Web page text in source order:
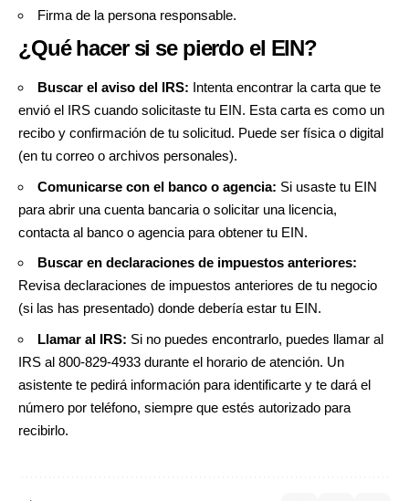
Firma de la persona responsable.
¿Qué hacer si se pierdo el EIN?
Buscar el aviso del IRS: Intenta encontrar la carta que te
envió el IRS cuando solicitaste tu EIN. Esta carta es como un
recibo y confirmación de tu solicitud. Puede ser física o digital
(en tu correo o archivos personales).
Comunicarse con el banco o agencia: Si usaste tu EIN
para abrir una cuenta bancaria o solicitar una licencia,
contacta al banco o agencia para obtener tu EIN.
Buscar en declaraciones de impuestos anteriores:
Revisa declaraciones de impuestos anteriores de tu negocio
(si las has presentado) donde debería estar tu EIN.
Llamar al IRS: Si no puedes encontrarlo, puedes llamar al
IRS al 800-829-4933 durante el horario de atención. Un
asistente te pedirá información para identificarte y te dará el
número por teléfono, siempre que estés autorizado para
recibirlo.